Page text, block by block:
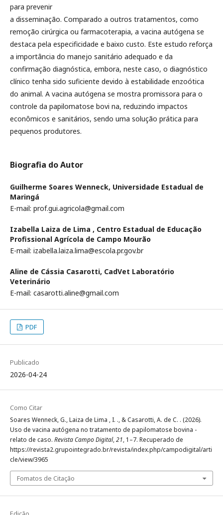
para prevenir
a disseminação. Comparado a outros tratamentos, como
remoção cirúrgica ou farmacoterapia, a vacina autógena se
destaca pela especificidade e baixo custo. Este estudo reforça
a importância do manejo sanitário adequado e da
confirmação diagnóstica, embora, neste caso, o diagnóstico
clínico tenha sido suficiente devido à estabilidade enzoótica
do animal. A vacina autógena se mostra promissora para o
controle da papilomatose bovi na, reduzindo impactos
econômicos e sanitários, sendo uma solução prática para
pequenos produtores.
Biografia do Autor
Guilherme Soares Wenneck, Universidade Estadual de
Maringá
E-mail: prof.gui.agricola@gmail.com
Izabella Laiza de Lima , Centro Estadual de Educação
Profissional Agrícola de Campo Mourão
E-mail: izabella.laiza.lima@escola.pr.gov.br
Aline de Cássia Casarotti, CadVet Laboratório
Veterinário
E-mail: casarotti.aline@gmail.com
PDF
Publicado
2026-04-24
Como Citar
Soares Wenneck, G., Laiza de Lima , I. ., & Casarotti, A. de C. . (2026).
Uso de vacina autógena no tratamento de papilomatose bovina -
relato de caso. Revista Campo Digital,21, 1–7. Recuperado de
https://revista2.grupointegrado.br/revista/index.php/campodigital/arti
cle/view/3965
Fomatos de Citação